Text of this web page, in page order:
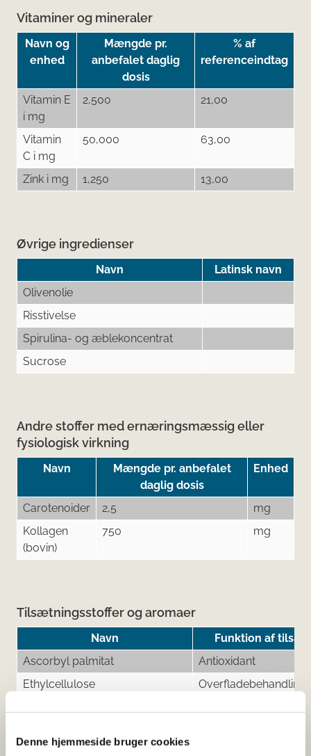
Denne hjemmeside bruger cookies
Vitaminer og mineraler
Navn og
enhed
Mængde pr.
anbefalet daglig
dosis
% af
referenceindtag
Vitamin E
i mg
2,500 21,00
Vitamin
C i mg
50,000 63,00
Zink i mg 1,250 13,00
Øvrige ingredienser
Navn
Latinsk navn
Olivenolie
Risstivelse
Spirulina- og æblekoncentrat
Sucrose
Andre stoffer med ernæringsmæssig eller
fysiologisk virkning
Navn
Mængde pr. anbefalet
daglig dosis
Enhed
Carotenoider 2,5
mg
Kollagen
(bovin)
750 mg
Tilsætningsstoffer og aromaer
Navn
Funktion af
Ascorbyl palmitat
Antioxidant
Ethylcellulose